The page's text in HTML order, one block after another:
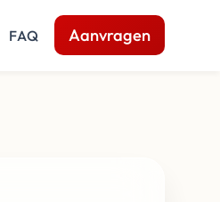
FAQ Aanvragen